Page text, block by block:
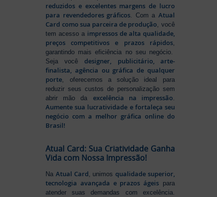
reduzidos e excelentes margens de lucro
para revendedores gráficos . Com a Atual
Card como sua parceira de produção , você
tem acesso a impressos de alta qualidade,
preços competitivos e prazos rápidos,
garantindo mais eficiência no seu negócio.
Seja vocêdesigner, publicitário, arte-
finalista, agência ou gráfica de qualquer
porte , oferecemos a solução ideal para
reduzir seus custos de personalização sem
abrir mão da excelência na impressão
Aumente sua lucratividade e fortaleça seu
negócio com a melhor gráfica online do
Brasil!
Atual Card: Sua Criatividade Ganha
Vida com Nossa Impressão!
Na Atual Card, unimos qualidade superior,
tecnologia avançada e prazos ágeispara
atender suas demandas com excelência.